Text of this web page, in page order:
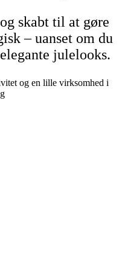
skabt til at gøre
– uanset om du
julelooks.
og en lille virksomhed i